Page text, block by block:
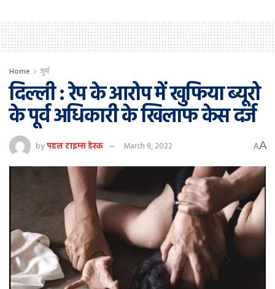
Home जुर्म
दिल्ली : रेप के आरोप में खुफिया ब्यूरो
के पूर्व अधिकारी के खिलाफ केस दर्ज
byपहल टाइम्स डेस्क March 9, 2022 AA